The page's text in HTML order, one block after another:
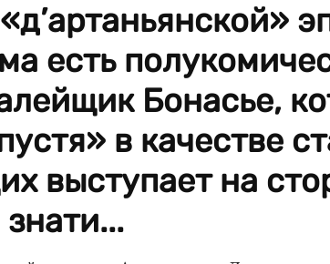
есть
Бонасье,
в качестве
выступает на